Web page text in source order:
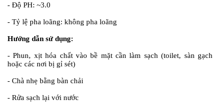
- Độ PH: ~3.0
- Tỷ lệ pha loãng: không pha loãng
Hướng dẫn sử dụng:
- Phun, xịt hóa chất vào bề mặt cần làm sạch (toilet, sàn gạch
hoặc các nơi bị gỉ sét)
- Chà nhẹ bằng bàn chải
- Rửa sạch lại với nước